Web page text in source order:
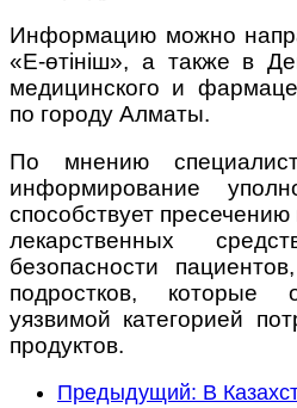
Информацию можно
«Е-өтініш», а также в
медицинского и
по городу Алматы.
По мнению
информирование
способствует
лекарственных
безопасности
подростков, которые
уязвимой категорией
продуктов.
Предыдущий: В